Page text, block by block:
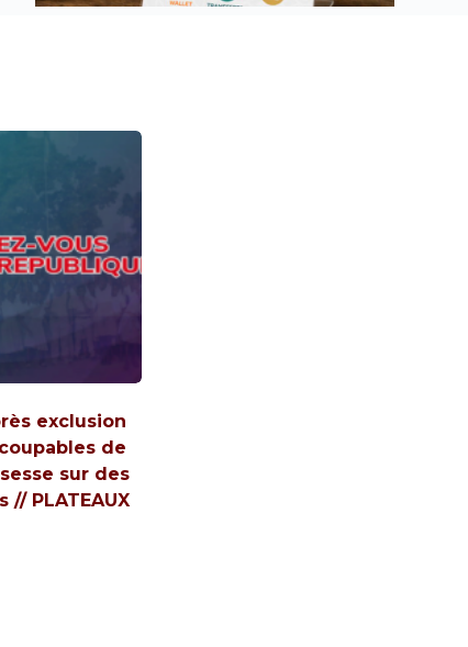
exclusion
de
sur des
// PLATEAUX